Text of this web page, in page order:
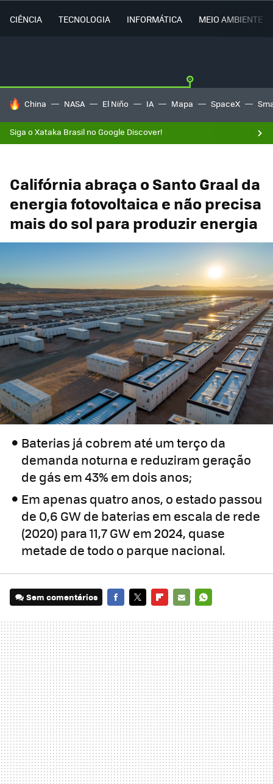
CIÊNCIA TECNOLOGIA INFORMÁTICA MEIO AMBIENTE
TENDÊNCIAS DO DIA
China NASA El Niño IA Mapa SpaceX
Siga o Xataka Brasil no Google Discover!
Califórnia abraça o Santo Graal da
energia fotovoltaica e não precisa
mais do sol para produzir energia
Baterias já cobrem até um terço da
demanda noturna e reduziram geração
de gás em 43% em dois anos;
Em apenas quatro anos, o estado passou
de 0,6 GW de baterias em escala de rede
(2020) para 11,7 GW em 2024, quase
metade de todo o parque nacional.
Sem comentários
MAIL